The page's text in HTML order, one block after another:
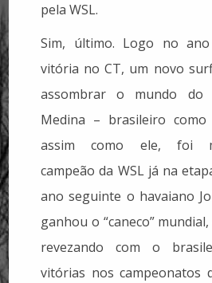
pela WSL.
Sim, último. Logo no
vitória no CT, um novo
assombrar o mundo do
Medina – brasileiro
assim como ele, foi
campeão da WSL já na
ano seguinte o havaiano
ganhou o “caneco”
revezando com o
vitórias nos campeonatos